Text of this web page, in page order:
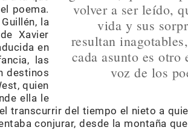
volver a ser leído,
vida y sus
resultan
cada asunto es otro
voz de los
poema.
la
Xavier
en
las
destinos
quien
ella le
transcurrir del tiempo el nieto a
conjurar, desde la montaña